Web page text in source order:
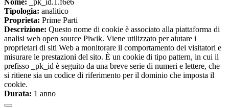
Nome: _pk_id.1.f6e6
Tipologia: analitico
Proprieta: Prime Parti
Descrizione: Questo nome di cookie è associato alla piattaforma di
analisi web open source Piwik. Viene utilizzato per aiutare i
proprietari di siti Web a monitorare il comportamento dei visitatori e
misurare le prestazioni del sito. È un cookie di tipo pattern, in cui il
prefisso _pk_id è seguito da una breve serie di numeri e lettere, che
si ritiene sia un codice di riferimento per il dominio che imposta il
cookie.
Durata: 1 anno